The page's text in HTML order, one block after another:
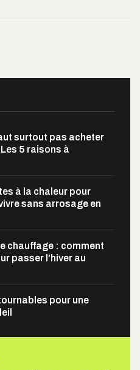
surtout pas acheter
5 raisons à
à la chaleur pour
sans arrosage en
chauffage : comment
passer l’hiver au
pour une